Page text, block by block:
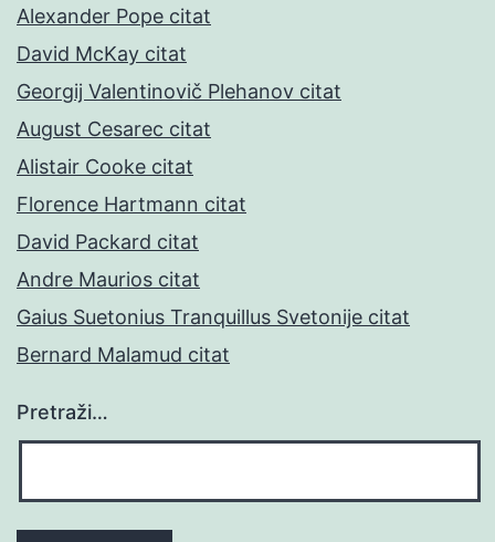
Alexander Pope citat
David McKay citat
Georgij Valentinovič Plehanov citat
August Cesarec citat
Alistair Cooke citat
Florence Hartmann citat
David Packard citat
Andre Maurios citat
Gaius Suetonius Tranquillus Svetonije citat
Bernard Malamud citat
Pretraži…